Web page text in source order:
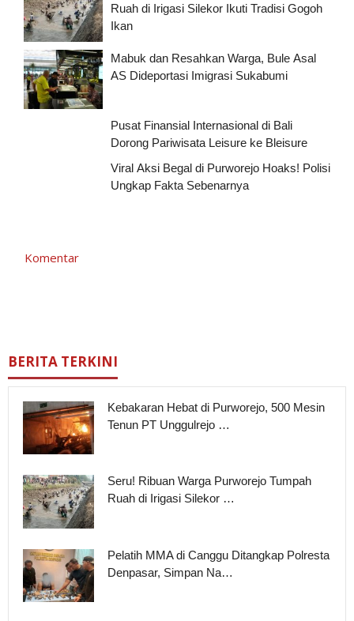
Ruah di Irigasi Silekor Ikuti Tradisi Gogoh
Ikan
Mabuk dan Resahkan Warga, Bule Asal
AS Dideportasi Imigrasi Sukabumi
Pusat Finansial Internasional di Bali
Dorong Pariwisata Leisure ke Bleisure
Viral Aksi Begal di Purworejo Hoaks! Polisi
Ungkap Fakta Sebenarnya
Komentar
BERITA TERKINI
Kebakaran Hebat di Purworejo, 500 Mesin
Tenun PT Unggulrejo …
Seru! Ribuan Warga Purworejo Tumpah
Ruah di Irigasi Silekor …
Pelatih MMA di Canggu Ditangkap Polresta
Denpasar, Simpan Na…